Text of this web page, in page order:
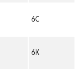
6C
6K